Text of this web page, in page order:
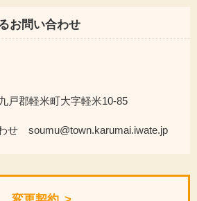
お問い合わせ
戸郡軽米町大字軽米10-85
せ soumu@town.karumai.iwate.jp